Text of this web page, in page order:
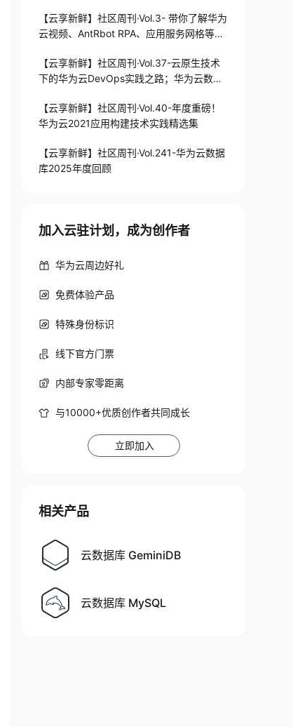
【云享新鲜】社区周刊·Vol.3- 带你了解华为
云视频、AntRbot RPA、应用服务网格等技
【云享新鲜】社区周刊·Vol.37-云原生技术
下的华为云DevOps实践之路；华为云数据
【云享新鲜】社区周刊·Vol.40-年度重磅！
华为云2021应用构建技术实践精选集
【云享新鲜】社区周刊·Vol.241-华为云数据
库2025年度回顾
加入云驻计划，成为创作者
华为云周边好礼
免费体验产品
特殊身份标识
线下官方门票
内部专家零距离
与10000+优质创作者共同成长
立即加入
相关产品
云数据库 GeminiDB
云数据库 MySQL